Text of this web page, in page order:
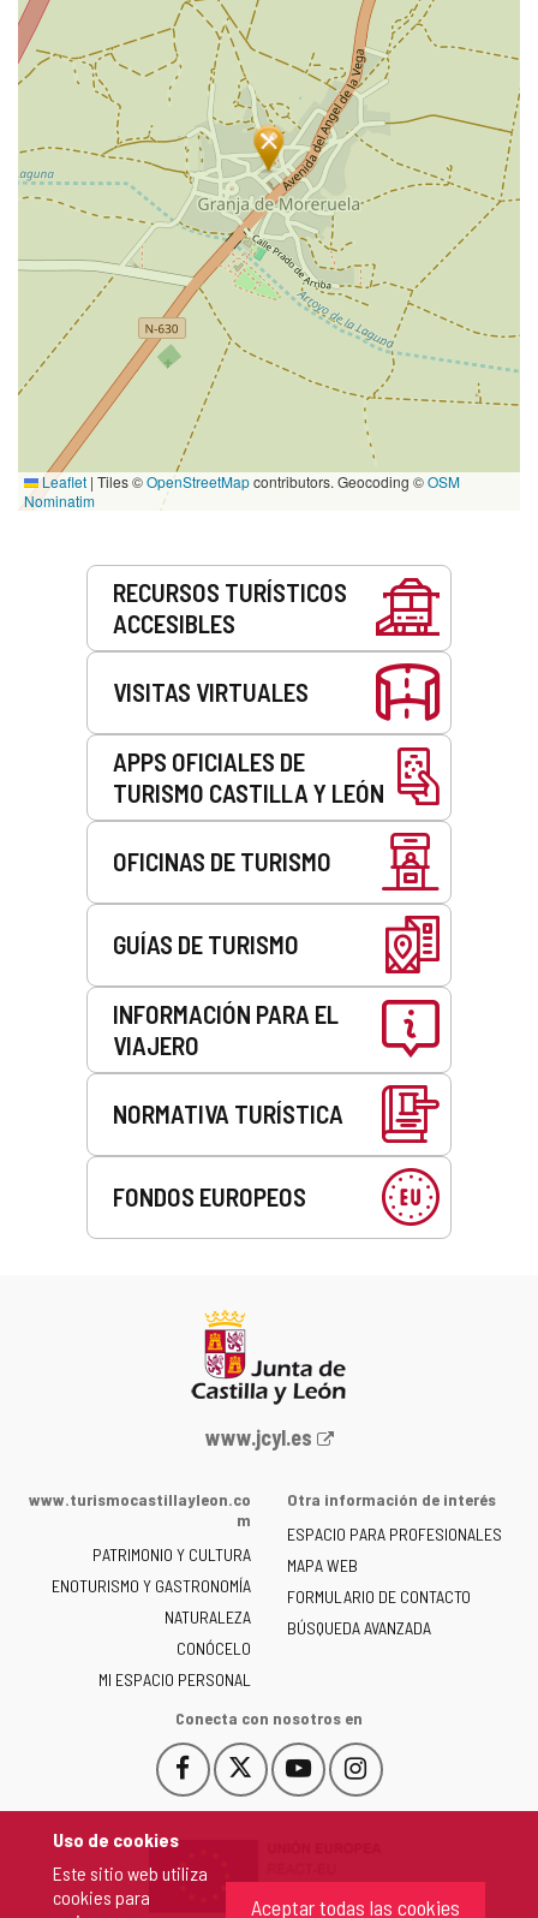
Uso de cookies
Este sitio web utiliza
cookies para
Aceptar todas las cookies
Leaflet | Tiles ©OpenStreetMapcontributors. Geocoding ©OSM
Nominatim
RECURSOS TURÍSTICOS
ACCESIBLES
VISITAS VIRTUALES
APPS OFICIALES DE
TURISMO CASTILLA Y LEÓN
OFICINAS DE TURISMO
GUÍAS DE TURISMO
INFORMACIÓN PARA EL
VIAJERO
NORMATIVA TURÍSTICA
FONDOS EUROPEOS
Portal
la
de
Castilla
y
León
-
www.jcyl.es
www.turismocastillayleon.co
m
PATRIMONIO Y CULTURA
ENOTURISMO Y GASTRONOMÍA
NATURALEZA
CONÓCELO
MI ESPACIO PERSONAL
Otra información de interés
ESPACIO PARA PROFESIONALES
MAPA WEB
FORMULARIO DE CONTACTO
BÚSQUEDA AVANZADA
Conecta con nosotros en
Facebook
Este
enlace
en
Este
enlace
una
YouTube
Este
enlace
una
Instagram
Este
enlace
una